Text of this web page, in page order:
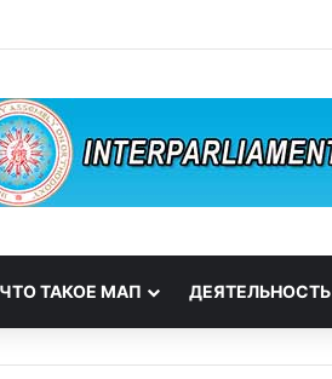
ЧТО ТАКОЕ МАП ДЕЯТЕЛЬНОСТЬ